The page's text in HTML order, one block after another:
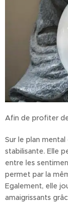
Afin de profiter
Sur le plan
stabilisante. Elle
entre les
permet par la
Egalement, elle
amaigrissants